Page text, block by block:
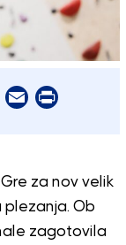
EmailPrint
za nov velik
Ob
zagotovila